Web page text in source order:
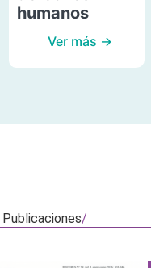
humanos
Ver más →
Publicaciones/